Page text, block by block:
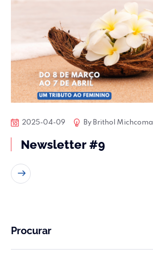
2025-04-09 By Brithol Michcoma
Newsletter #9
Procurar